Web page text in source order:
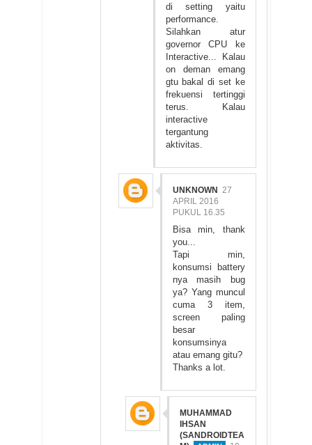
di setting yaitu
performance.
Silahkan atur
governor CPU ke
Interactive... Kalau
on deman emang
gtu bakal di set ke
frekuensi tertinggi
terus. Kalau
interactive
tergantung
aktivitas.
UNKNOWN 27
APRIL 2016
PUKUL 16.35
Bisa min, thank
you...
Tapi min,
konsumsi battery
nya masih bug
ya? Yang muncul
cuma 3 item,
screen paling
besar
konsumsinya
atau emang gitu?
Thanks a lot.
MUHAMMAD
IHSAN
(SANDROIDTEA